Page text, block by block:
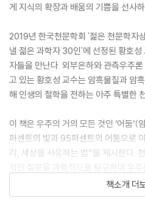
게 지식의 확장과 배움의 기쁨을 선사
2019년 한국천문학회 '젊은 천문학자
낼 젊은 과학자 30인'에 선정된 황호성
자들을 만난다. 외부은하와 관측우주
고 있는 황호성 교수는 암흑물질과 암
해 인생의 철학을 전하는 아주 특별한
이 책은 우주의 거의 모든 것인 ‘어둠
퍼센트의 빛과 95퍼센트의 어둠으로
리, 세상을 사유하는 법”을 제시한다.
적인 질문을 과학적으로 탐구하며 우
조한다. 저자는 이야기한다. “단언컨
고 그 어둠을 건너는 용기는 우리 모두
책소개 더